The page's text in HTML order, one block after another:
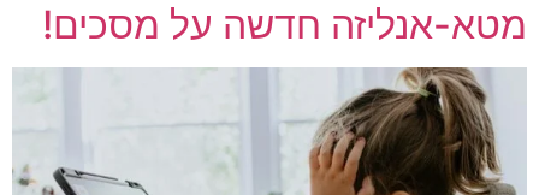
מטא-אנליזה חדשה על מסכים!